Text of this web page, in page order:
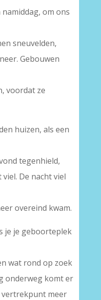
om ons
sneuvelden,
Gebouwen
voordat ze
huizen, als een
tegenhield,
De nacht viel
overeind kwam.
je je geboorteplek
wat rond op zoek
onderweg komt er
meer